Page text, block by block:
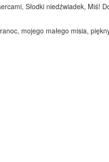
Słodki niedźwiadek,
mojego małego misia,